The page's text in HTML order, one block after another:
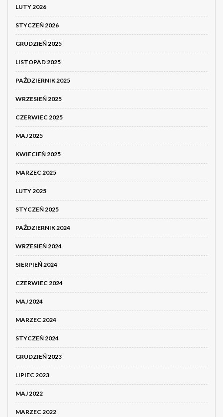
LUTY 2026
STYCZEŃ 2026
GRUDZIEŃ 2025
LISTOPAD 2025
PAŹDZIERNIK 2025
WRZESIEŃ 2025
CZERWIEC 2025
MAJ 2025
KWIECIEŃ 2025
MARZEC 2025
LUTY 2025
STYCZEŃ 2025
PAŹDZIERNIK 2024
WRZESIEŃ 2024
SIERPIEŃ 2024
CZERWIEC 2024
MAJ 2024
MARZEC 2024
STYCZEŃ 2024
GRUDZIEŃ 2023
LIPIEC 2023
MAJ 2022
MARZEC 2022